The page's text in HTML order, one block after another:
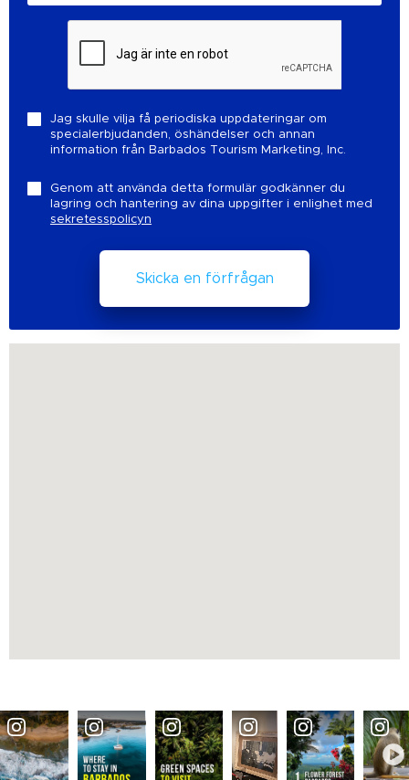
Jag skulle vilja få periodiska uppdateringar om
specialerbjudanden, öshändelser och annan
information från Barbados Tourism Marketing, Inc.
Genom att använda detta formulär godkänner du
lagring och hantering av dina uppgifter i enlighet med
sekretesspolicyn